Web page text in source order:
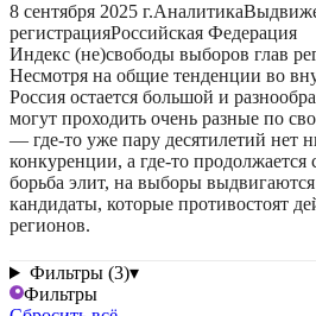
8 сентября 2025 г.Аналитика
регистрацияРоссийская Федерация
Индекс (не)свободы выборов глав
Несмотря на общие тенденции во
Россия остается большой и
могут проходить очень разные по
— где-то уже пару десятилетий нет
конкуренции, а где-то продолжается
борьба элит, на выборы
кандидаты, которые противостоят
регионов.
Фильтры (3)▾
Фильтры